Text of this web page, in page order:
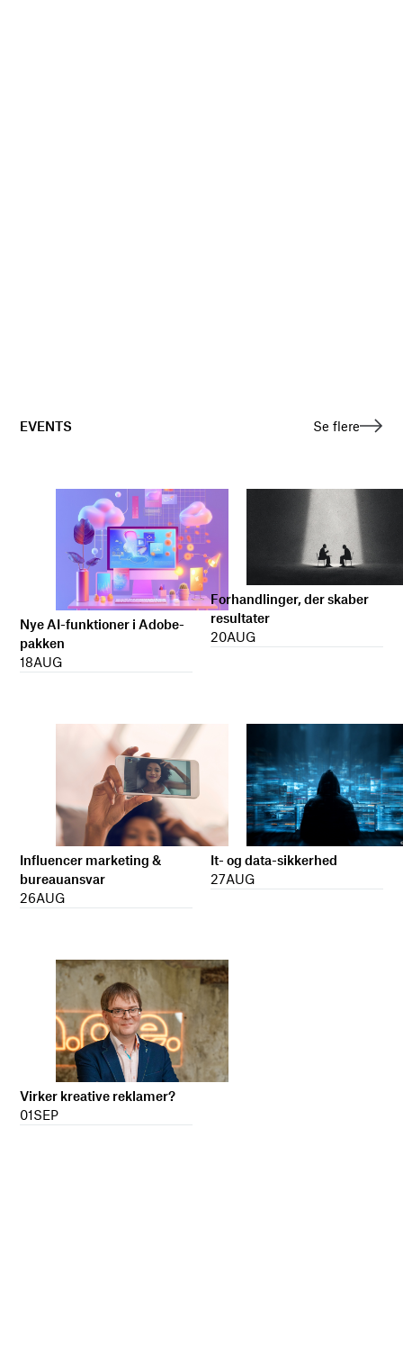
EVENTS Se flere
Nye AI-funktioner i Adobe-
pakken
18AUG
Forhandlinger, der skaber
resultater
20AUG
Influencer marketing &
bureauansvar
26AUG
It- og data-sikkerhed
27AUG
Virker kreative reklamer?
01SEP